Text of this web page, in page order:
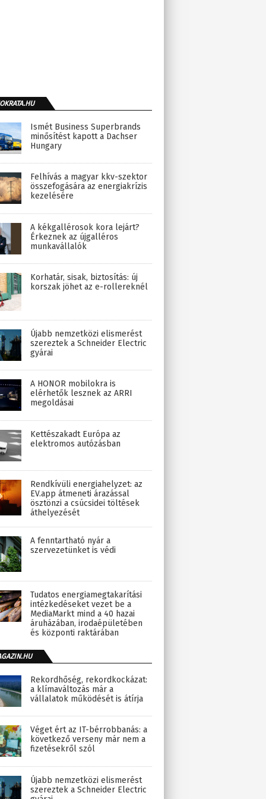
Ismét Business Superbrands
minősítést kapott a Dachser
Hungary
Felhívás a magyar kkv-szektor
összefogására az energiakrízis
kezelésére
A kékgallérosok kora lejárt?
Érkeznek az újgalléros
munkavállalók
Korhatár, sisak, biztosítás: új
korszak jöhet az e-rollereknél
Újabb nemzetközi elismerést
szereztek a Schneider Electric
gyárai
A HONOR mobilokra is
elérhetők lesznek az ARRI
megoldásai
Kettészakadt Európa az
elektromos autózásban
Rendkívüli energiahelyzet: az
EV.app átmeneti árazással
ösztönzi a csúcsidei töltések
áthelyezését
A fenntartható nyár a
szervezetünket is védi
Tudatos energiamegtakarítási
intézkedéseket vezet be a
MediaMarkt mind a 40 hazai
áruházában, irodaépületében
és központi raktárában
Rekordhőség, rekordkockázat:
a klímaváltozás már a
vállalatok működését is átírja
Véget ért az IT-bérrobbanás: a
következő verseny már nem a
fizetésekről szól
Újabb nemzetközi elismerést
szereztek a Schneider Electric